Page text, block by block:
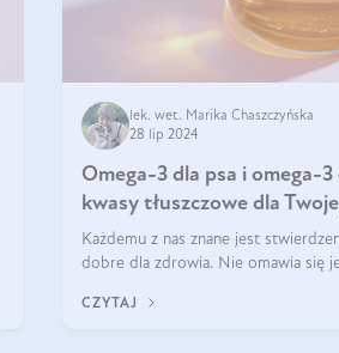
lek. wet. Marika Chaszczyńska
28 lip 2024
Omega-3 dla psa i omega-
kwasy tłuszczowe dla
Każdemu z nas znane jest
dobre dla zdrowia. Nie omawia się
wpływają te dobroczynne kwasy tłus
CZYTAJ